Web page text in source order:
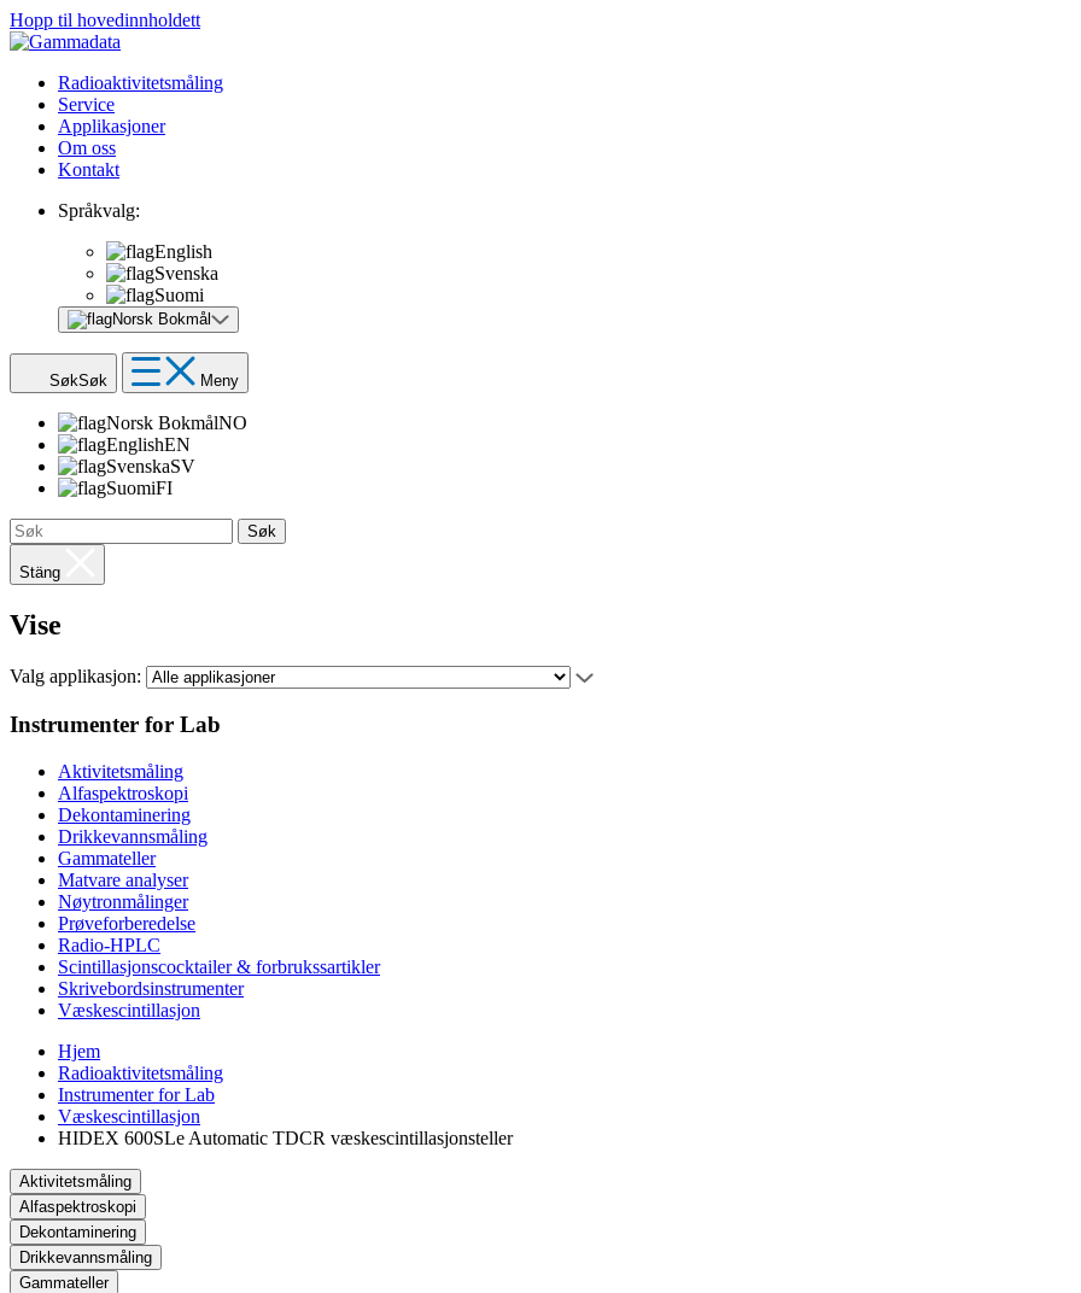
Hopp til hovedinnholdett
Radioaktivitetsmåling
Service
Applikasjoner
Om oss
Kontakt
Språkvalg:
English
Svenska
Suomi
Norsk Bokmål
SøkSøk Meny
Norsk BokmålNO
EnglishEN
SvenskaSV
SuomiFI
Søk
Stäng
Vise
Valg applikasjon:
Instrumenter for Lab
Aktivitetsmåling
Alfaspektroskopi
Dekontaminering
Drikkevannsmåling
Gammateller
Matvare analyser
Nøytronmålinger
Prøveforberedelse
Radio-HPLC
Scintillasjonscocktailer & forbrukssartikler
Skrivebordsinstrumenter
Væskescintillasjon
Hjem
Radioaktivitetsmåling
Instrumenter for Lab
Væskescintillasjon
HIDEX 600SLe Automatic TDCR væskescintillasjonsteller
Aktivitetsmåling
Alfaspektroskopi
Dekontaminering
Drikkevannsmåling
Gammateller